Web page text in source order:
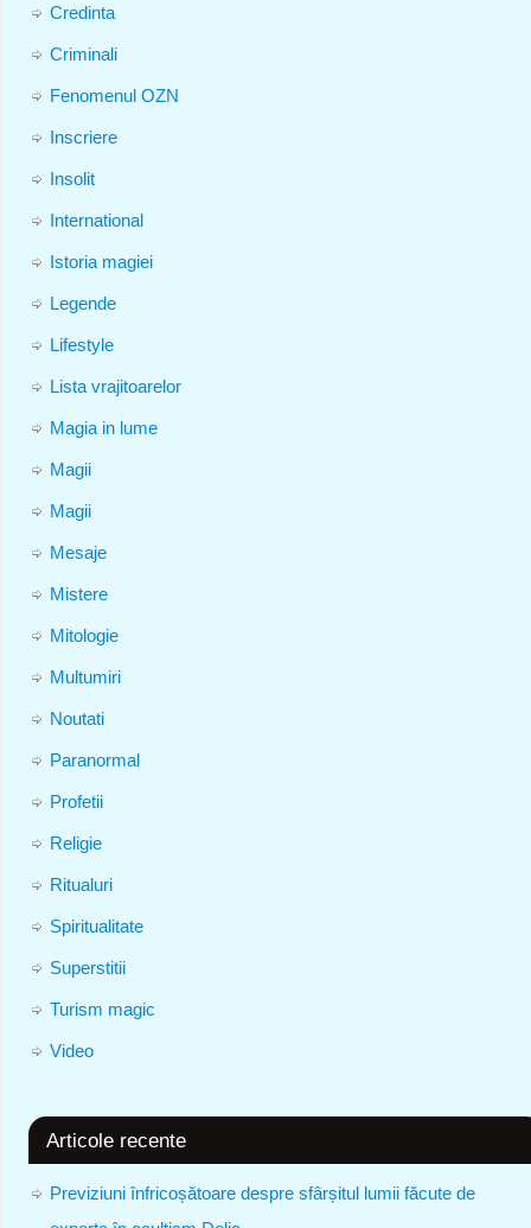
Credinta
Criminali
Fenomenul OZN
Inscriere
Insolit
International
Istoria magiei
Legende
Lifestyle
Lista vrajitoarelor
Magia in lume
Magii
Magii
Mesaje
Mistere
Mitologie
Multumiri
Noutati
Paranormal
Profetii
Religie
Ritualuri
Spiritualitate
Superstitii
Turism magic
Video
Articole recente
Previziuni înfricoșătoare despre sfârșitul lumii făcute de